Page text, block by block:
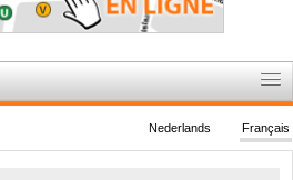
Français
Nederlands